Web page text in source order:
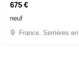
675 €
neuf
France, Serrières